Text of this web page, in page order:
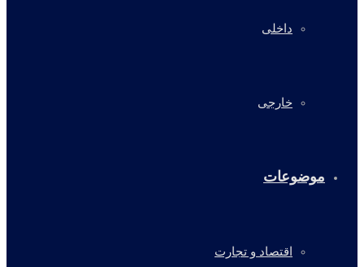
داخلی
خارجی
موضوعات
اقتصاد و تجارت